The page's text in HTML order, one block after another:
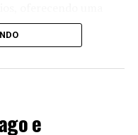
Martins,
crianças,
e a
tem mostrado
dados recentes,
crescido
e